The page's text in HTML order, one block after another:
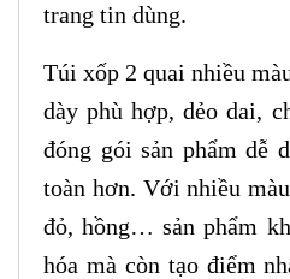
trang tin dùng.
Túi xốp 2 quai nhiều
dày phù hợp, dẻo dai,
đóng gói sản phẩm dễ
toàn hơn. Với nhiều
đỏ, hồng… sản phẩm
hóa mà còn tạo điểm